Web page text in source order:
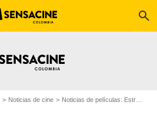
search
Noticias de cine Noticias de películas: Estreno de película